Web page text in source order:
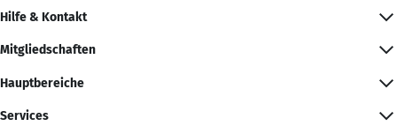
Hilfe & Kontakt
Mitgliedschaften
Hauptbereiche
Services